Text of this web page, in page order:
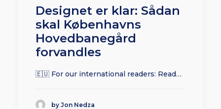
Designet er klar: Sådan
skal Københavns
Hovedbanegård
forvandles
🇪🇺 For our international readers: Read…
by Jon Nedza